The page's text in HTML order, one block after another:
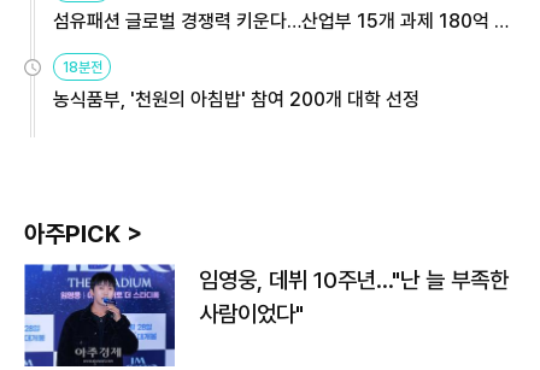
섬유패션 글로벌 경쟁력 키운다…산업부 15개 과제 180억 지
원
18분전
농식품부, '천원의 아침밥' 참여 200개 대학 선정
아주PICK >
임영웅, 데뷔 10주년…"난 늘 부족한
사람이었다"